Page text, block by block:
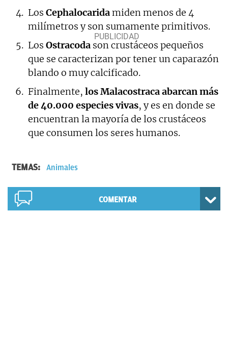
Los Cephalocaridamiden menos de 4
milímetros y son sumamente primitivos.
Los Ostracoda son crustáceos pequeños
que se caracterizan por tener un caparazón
blando o muy calcificado.
Finalmente, los Malacostraca abarcan más
de 40.000 especies vivas, y es en donde se
encuentran la mayoría de los crustáceos
que consumen los seres humanos.
TEMAS: Animales
COMENTAR